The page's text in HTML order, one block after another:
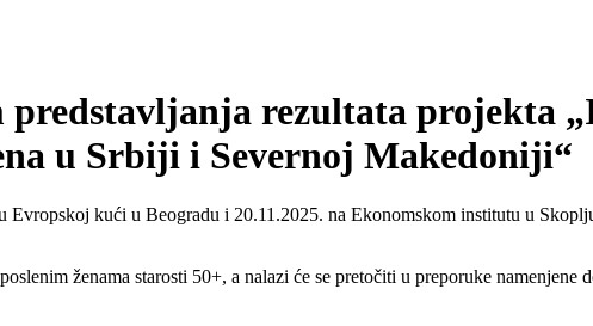
predstavljanja rezultata projekta
u Srbiji i Severnoj Makedoniji“
kući u Beogradu i 20.11.2025. na Ekonomskom institutu u
ženama starosti 50+, a nalazi će se pretočiti u preporuke